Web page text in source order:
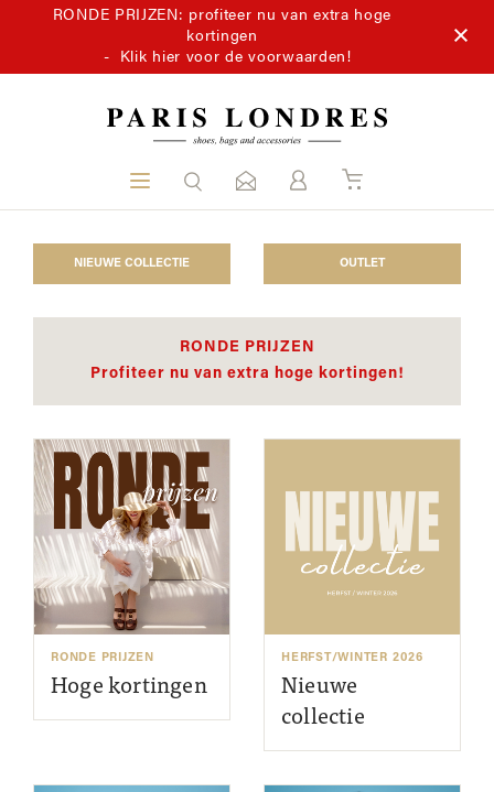
RONDE PRIJZEN: profiteer nu van extra hoge
kortingen
- Klik hier voor de voorwaarden!
NIEUWE COLLECTIE OUTLET
RONDE PRIJZEN
Profiteer nu van extra hoge kortingen!
RONDE PRIJZEN
Hoge kortingen
HERFST/WINTER 2026
Nieuwe
collectie